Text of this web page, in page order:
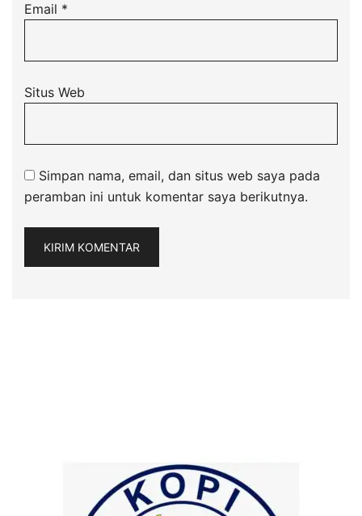
Email *
Situs Web
Simpan nama, email, dan situs web saya pada
peramban ini untuk komentar saya berikutnya.